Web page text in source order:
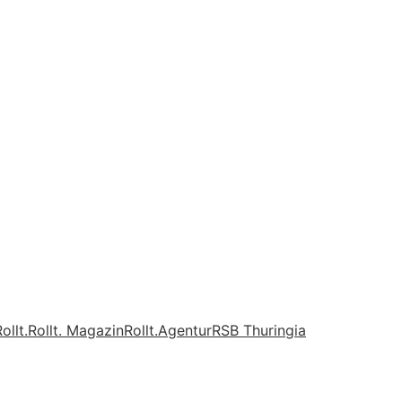
Rollt. MagazinRollt.AgenturRSB Thuringia